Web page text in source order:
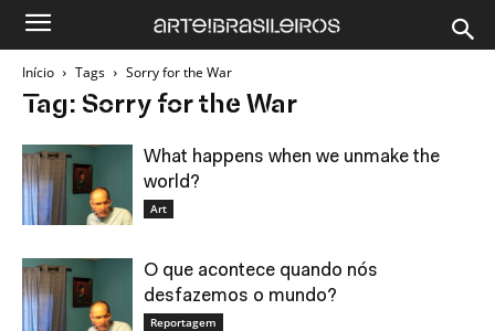
Início Tags Sorry for the War
Tag: Sorry for the War
What happens when we unmake the
world?
Art
O que acontece quando nós
desfazemos o mundo?
Reportagem